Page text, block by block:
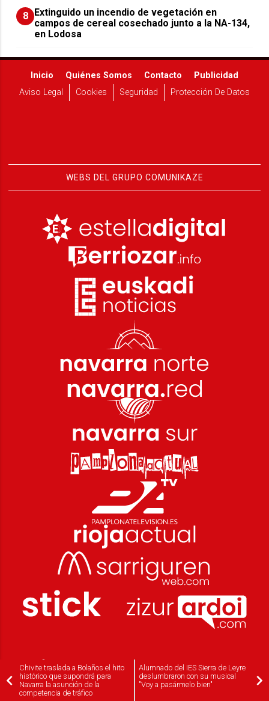
8 Extinguido un incendio de vegetación en
campos de cereal cosechado junto a la NA-134,
en Lodosa
Inicio Quiénes Somos Contacto
Publicidad
Aviso Legal
Cookies Seguridad Protección De Datos
WEBS DEL GRUPO COMUNIKAZE
Chivite traslada a Bolaños el hito
histórico que supondrá para
Navarra la asunción de la
competencia de tráfico
Alumnado del IES Sierra de Leyre
deslumbraron con su musical
"Voy a pasármelo bien"